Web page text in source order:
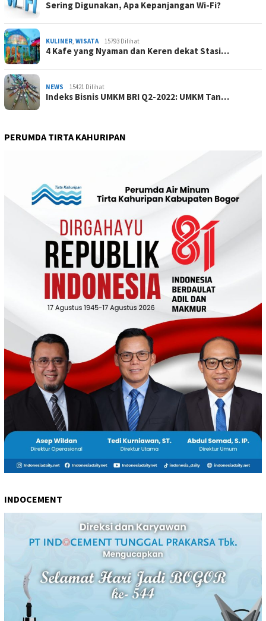
Sering Digunakan, Apa Kepanjangan Wi-Fi?
KULINER, WISATA 15793 Dilihat
4 Kafe yang Nyaman dan Keren dekat Stasi…
NEWS 15421 Dilihat
Indeks Bisnis UMKM BRI Q2-2022: UMKM Tan…
PERUMDA TIRTA KAHURIPAN
INDOCEMENT